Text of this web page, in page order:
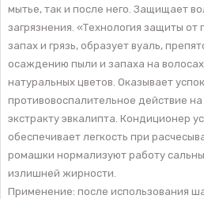
мытье, так и после него. Защищает
загрязнения. «Технология защиты
запах и грязь, образует вуаль,
осаждению пыли и запаха на
натуральных цветов. Оказывает
противовоспалительное действие
экстракту эвкалипта. Кондиционер
обеспечивает легкость при
ромашки нормализуют работу
излишней жирности.
Применение: после использования